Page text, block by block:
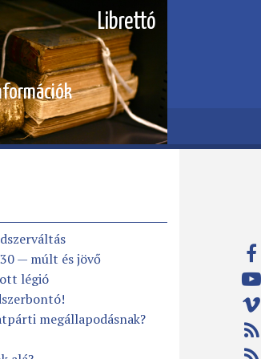
Librettó
— múlt és jövő
légió
megállapodásnak?